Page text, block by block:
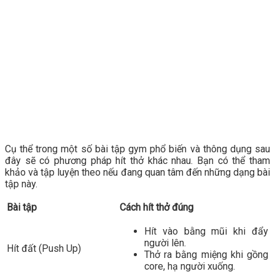
Cụ thể trong một số bài tập gym phổ biến và thông dụng sau
đây sẽ có phương pháp hít thở khác nhau. Bạn có thể tham
khảo và tập luyện theo nếu đang quan tâm đến những dạng bài
tập này.
Bài tập
Cách hít thở đúng
Hít đất (Push Up)
Hít vào bằng mũi khi đẩy
người lên.
Thở ra bằng miệng khi gồng
core, hạ người xuống.